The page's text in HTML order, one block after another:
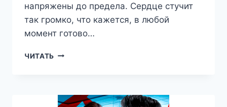
напряжены до предела. Сердце стучит
так громко, что кажется, в любой
момент готово…
ЧИТАТЬ ИГРУШКА
ЕКАТЕРИНА